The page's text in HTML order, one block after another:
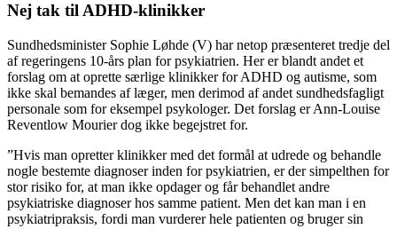
Nej tak til ADHD-klinikker
Sundhedsminister Sophie Løhde (V) har netop præsenteret tredje del
af regeringens 10-års plan for psykiatrien. Her er blandt andet et
forslag om at oprette særlige klinikker for ADHD og autisme, som
ikke skal bemandes af læger, men derimod af andet sundhedsfagligt
personale som for eksempel psykologer. Det forslag er Ann-Louise
Reventlow Mourier dog ikke begejstret for.
”Hvis man opretter klinikker med det formål at udrede og behandle
nogle bestemte diagnoser inden for psykiatrien, er der simpelthen for
stor risiko for, at man ikke opdager og får behandlet andre
psykiatriske diagnoser hos samme patient. Men det kan man i en
psykiatripraksis, fordi man vurderer hele patienten og bruger sin